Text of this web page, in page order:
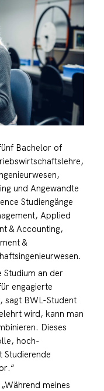
Bachelor of
und Angewandte
Studiengänge
Applied
& Accounting,
&
Studium an der
engagierte
sagt BWL-Student
wird, kann man
Dieses
hoch-
Studierende
meines